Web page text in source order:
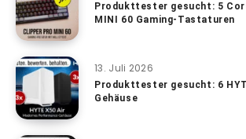
Produkttester gesucht: 5
MINI 60 Gaming-Tastaturen
13. Juli 2026
Produkttester gesucht: 6
Gehäuse